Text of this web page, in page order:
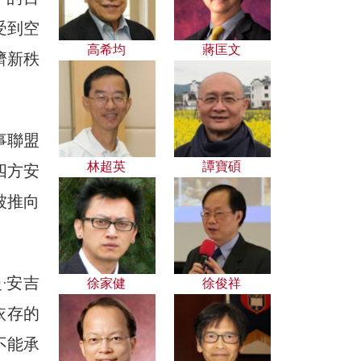
到空
新秩
聯盟
方安
推向
安吉
存的
能承
高希均 蔣匡文
林超英 譚寶碩
徐家健 徐俊祥